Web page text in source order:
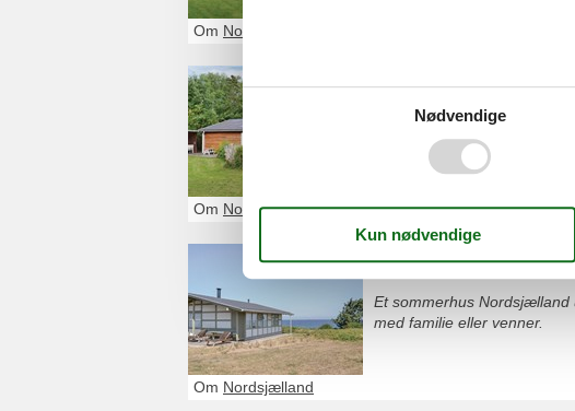
Om Nordsjælland
Sommerhus
Et sommerhus
familie eller venner.
Om Nordsjælland
Sommerhus
Et sommerhus Nordsjælland
med familie eller venner.
Om Nordsjælland
Nødvendige